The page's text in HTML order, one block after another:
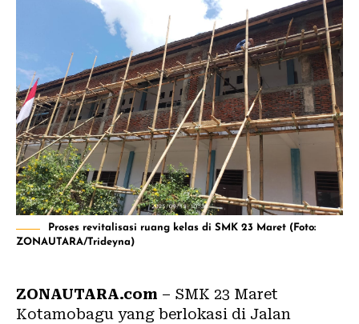
Proses revitalisasi ruang kelas di SMK 23 Maret (Foto:
ZONAUTARA/Trideyna)
ZONAUTARA.com – SMK 23 Maret
Kotamobagu yang berlokasi di Jalan